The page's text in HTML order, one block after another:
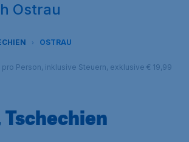
Ostrau
OSTRAU
Person, inklusive Steuern, exklusive € 19,99